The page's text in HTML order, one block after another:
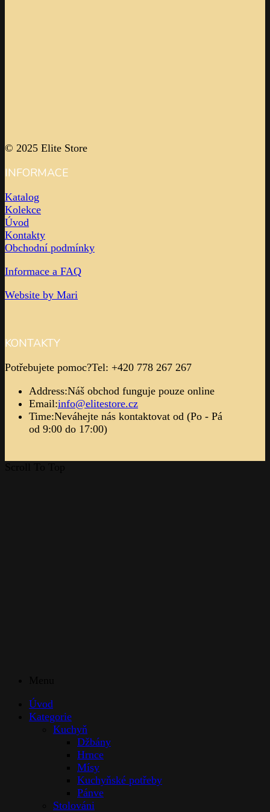
© 2025 Elite Store
INFORMACE
Katalog
Kolekce
Úvod
Kontakty
Obchodní podmínky
Informace a FAQ
Website by Mari
KONTAKTY
Potřebujete pomoc?Tel: +420 778 267 267
Address:Náš obchod funguje pouze online
Email:info@elitestore.cz
Time:Neváhejte nás kontaktovat od (Po - Pá
od 9:00 do 17:00)
Úvod
Kategorie
Kuchyň
Džbány
Hrnce
Mísy
Kuchyňské potřeby
Pánve
Stolováni